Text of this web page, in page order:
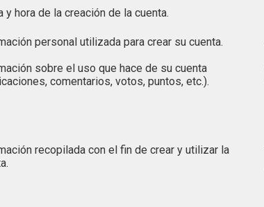
y hora de la creación de la cuenta.
personal utilizada para crear su cuenta.
sobre el uso que hace de su cuenta
comentarios, votos, puntos, etc.).
recopilada con el fin de crear y utilizar la